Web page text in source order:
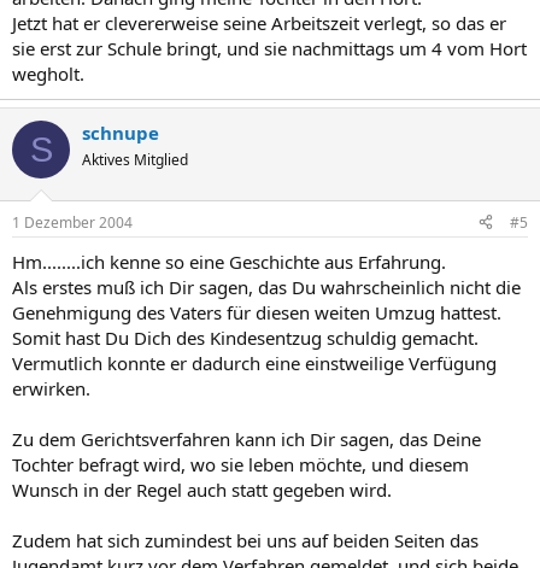
Jetzt hat er clevererweise seine Arbeitszeit verlegt, so das er
sie erst zur Schule bringt, und sie nachmittags um 4 vom Hort
wegholt.
S schnupe
Aktives Mitglied
1 Dezember 2004 #5
Hm........ich kenne so eine Geschichte aus Erfahrung.
Als erstes muß ich Dir sagen, das Du wahrscheinlich nicht die
Genehmigung des Vaters für diesen weiten Umzug hattest.
Somit hast Du Dich des Kindesentzug schuldig gemacht.
Vermutlich konnte er dadurch eine einstweilige Verfügung
erwirken.
Zu dem Gerichtsverfahren kann ich Dir sagen, das Deine
Tochter befragt wird, wo sie leben möchte, und diesem
Wunsch in der Regel auch statt gegeben wird.
Zudem hat sich zumindest bei uns auf beiden Seiten das